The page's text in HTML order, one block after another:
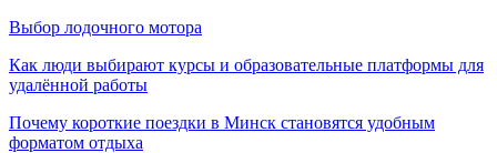
Выбор лодочного мотора
Как люди выбирают курсы и образовательные платформы для
удалённой работы
Почему короткие поездки в Минск становятся удобным
форматом отдыха